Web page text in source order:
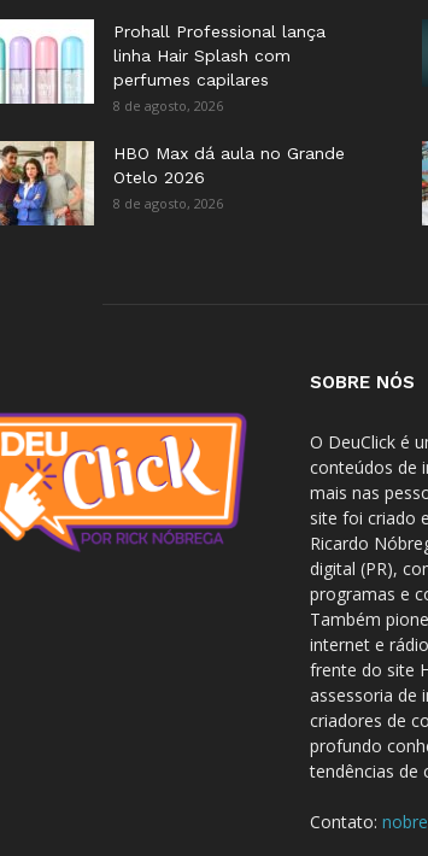
Prohall Professional lança
linha Hair Splash com
perfumes capilares
8 de agosto, 2026
HBO Max dá aula no Grande
Otelo 2026
8 de agosto, 2026
SOBRE NÓS
O DeuClick é
conteúdos de
mais nas
site foi criado
Ricardo
digital (PR),
programas e
Também
internet e
frente do site
assessoria de
criadores de
profundo
tendências de
Contato: